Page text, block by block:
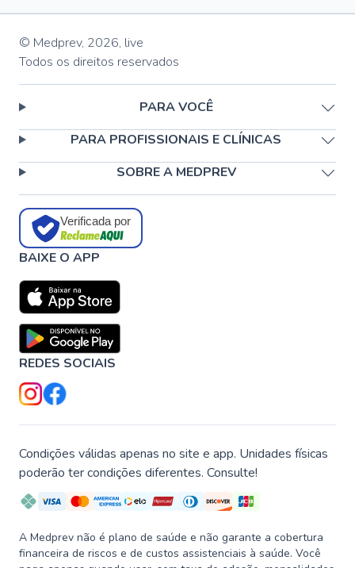
© Medprev, 2026, live
Todos os direitos reservados
PARA VOCÊ
PARA PROFISSIONAIS E CLÍNICAS
SOBRE A MEDPREV
Verificada por
BAIXE O APP
REDES SOCIAIS
Condições válidas apenas no site e app. Unidades físicas
poderão ter condições diferentes. Consulte!
A Medprev não é plano de saúde e não garante a cobertura
financeira de riscos e de custos assistenciais à saúde. Você